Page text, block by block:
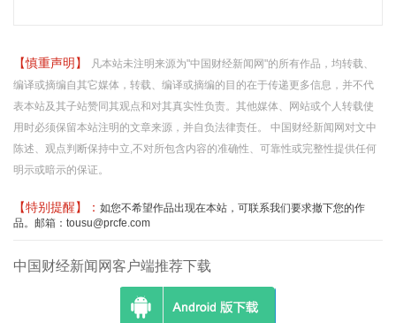
【慎重声明】
凡本站未注明来源为"中国财经新闻网"的所有作品，均转载、
编译或摘编自其它媒体，转载、编译或摘编的目的在于传递更多信息，并不代
表本站及其子站赞同其观点和对其真实性负责。其他媒体、网站或个人转载使
用时必须保留本站注明的文章来源，并自负法律责任。 中国财经新闻网对文中
陈述、观点判断保持中立,不对所包含内容的准确性、可靠性或完整性提供任何
明示或暗示的保证。
【特别提醒】： 如您不希望作品出现在本站，可联系我们要求撤下您的作
品。邮箱：tousu@prcfe.com
中国财经新闻网客户端推荐下载